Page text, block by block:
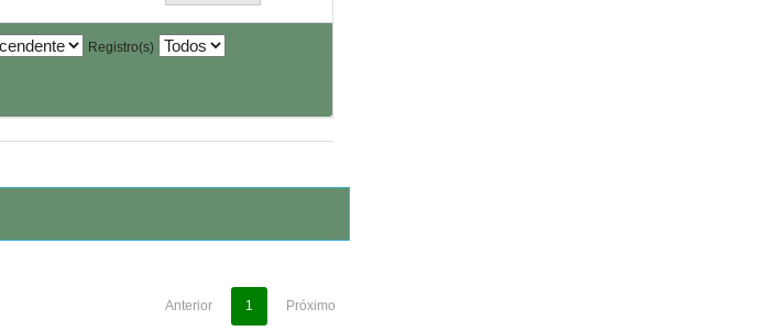
Registro(s)
Anterior 1 Próximo